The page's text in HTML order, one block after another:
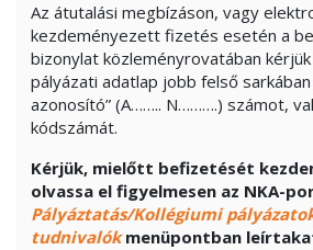
Az átutalási megbízáson, vagy
kezdeményezett fizetés esetén a
bizonylat közleményrovatában
pályázati adatlap jobb felső
azonosító” (A…….. N……….) számot,
kódszámát.
Kérjük, mielőtt befizetését
olvassa el figyelmesen az NKA-
Pályáztatás/Kollégiumi
tudnivalók menüpontban